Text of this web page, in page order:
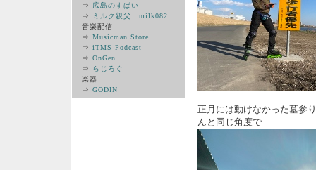
⇒ 広島のすぱい
⇒
ミルク親父 milk082
音楽配信
⇒ Musicman Store
⇒ iTMS Podcast
⇒ OnGen
⇒ らじろぐ
楽器
⇒ GODIN
正月には動けなかった墓
んと同じ角度で